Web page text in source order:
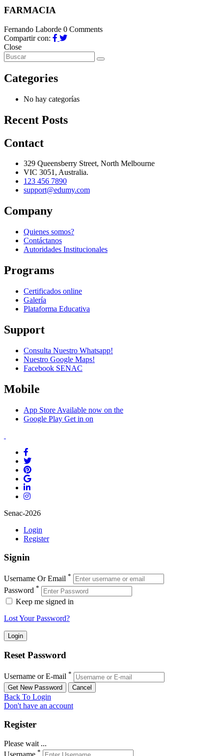
FARMACIA
Fernando Laborde 0 Comments
Compartir con:
Close
Categories
No hay categorías
Recent Posts
Contact
329 Queensberry Street, North Melbourne
VIC 3051, Australia.
123 456 7890
support@edumy.com
Company
Quienes somos?
Contáctanos
Autoridades Institucionales
Programs
Certificados online
Galería
Plataforma Educativa
Support
Consulta Nuestro Whatsapp!
Nuestro Google Maps!
Facebook SENAC
Mobile
App Store Available now on the
Google Play Get in on
Senac-2026
Login
Register
Signin
Username Or Email *
Password *
Keep me signed in
Lost Your Password?
Reset Password
Username or E-mail *
Back To Login
Don't have an account
Register
Please wait ...
*